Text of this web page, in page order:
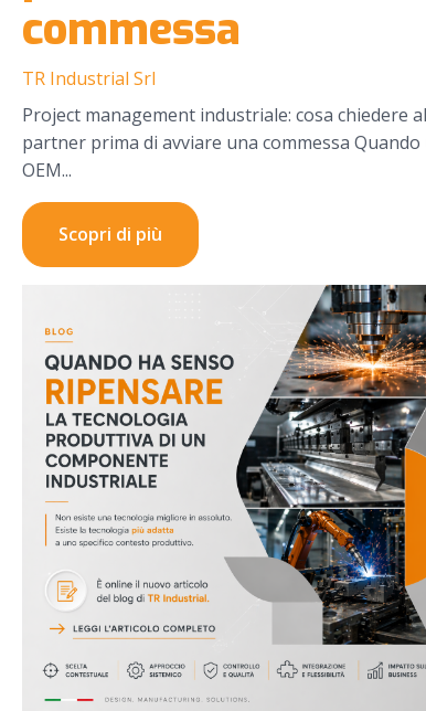
commessa
TR Industrial Srl
Project management industriale: cosa chiedere al
partner prima di avviare una commessa Quando
OEM...
Scopri di più